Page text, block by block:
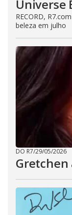
Universe
RECORD,
beleza em julho
DO R7/29/05/2026
Gretchen